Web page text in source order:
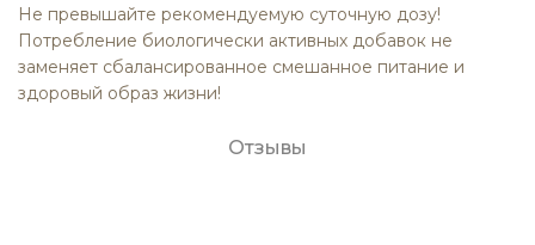
Не превышайте рекомендуемую суточную дозу!
Потребление биологически активных добавок не
заменяет сбалансированное смешанное питание и
здоровый образ жизни!
Отзывы